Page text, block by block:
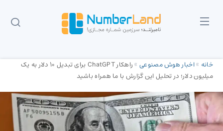
خانه »اخبار هوش مصنوعی»
راهکار ChatGPT برای تبدیل ۱۰ دلار به یک
میلیون دلار؛ در تحلیل این گزارش با ما همراه باشید